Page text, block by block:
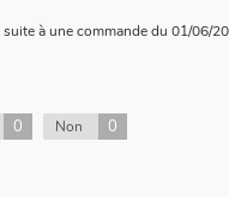
suite à une commande du 01/06/
0 Non 0